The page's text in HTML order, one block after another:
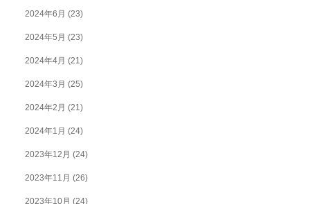
2024年6月 (23)
2024年5月 (23)
2024年4月 (21)
2024年3月 (25)
2024年2月 (21)
2024年1月 (24)
2023年12月 (24)
2023年11月 (26)
2023年10月 (24)